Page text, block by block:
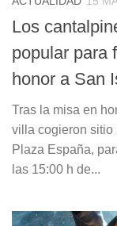
Los
popular para
honor a San
Tras la misa en
villa cogieron sitio
Plaza España,
las 15:00 h de...